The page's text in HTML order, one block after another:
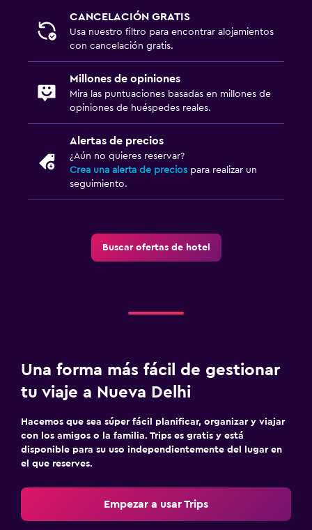
CANCELACIÓN GRATIS
Usa nuestro filtro para encontrar alojamientos
con cancelación gratis.
Millones de opiniones
Mira las puntuaciones basadas en millones de
opiniones de huéspedes reales.
Alertas de precios
¿Aún no quieres reservar?
Crea una alerta de precios para realizar un
seguimiento.
Buscar ofertas de hotel
Una forma más fácil de gestionar
tu viaje a Nueva Delhi
Hacemos que sea súper fácil planificar, organizar y viajar
con los amigos o la familia. Trips es gratis y está
disponible para su uso independientemente del lugar en
el que reserves.
Empezar a usar Trips